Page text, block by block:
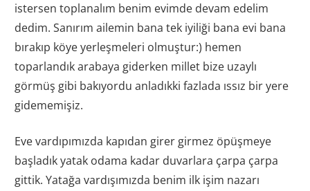
istersen toplanalım benim evimde devam edelim
dedim. Sanırım ailemin bana tek iyiliği bana evi bana
bırakıp köye yerleşmeleri olmuştur:) hemen
toparlandık arabaya giderken millet bize uzaylı
görmüş gibi bakıyordu anladıkki fazlada ıssız bir yere
gidememişiz.
Eve vardıpımızda kapıdan girer girmez öpüşmeye
başladık yatak odama kadar duvarlara çarpa çarpa
gittik. Yatağa vardışımızda benim ilk işim nazarı